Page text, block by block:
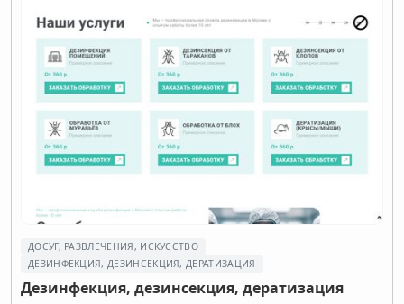
ДОСУГ, РАЗВЛЕЧЕНИЯ, ИСКУССТВО
ДEЗИНФЕКЦИЯ, ДEЗИНСЕКЦИЯ, ДЕРАТИЗАЦИЯ
Дeзинфекция, дeзинсекция, дератизация